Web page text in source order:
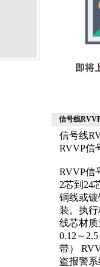
信号线
信号线
RVVP信
RVVP信
2芯到24
铜线或
装。执行
线芯材质
0.12～
带）
盗报警